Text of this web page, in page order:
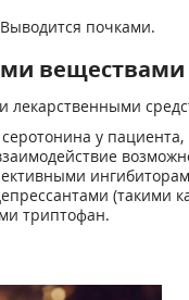
почками.
веществами
лекарственными
у
(такими
триптофан.